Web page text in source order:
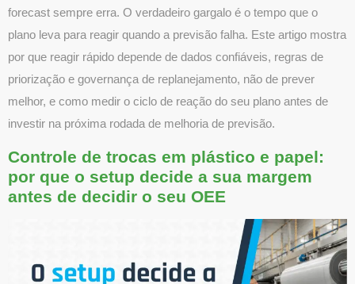
forecast sempre erra. O verdadeiro gargalo é o tempo que o
plano leva para reagir quando a previsão falha. Este artigo mostra
por que reagir rápido depende de dados confiáveis, regras de
priorização e governança de replanejamento, não de prever
melhor, e como medir o ciclo de reação do seu plano antes de
investir na próxima rodada de melhoria de previsão.
Controle de trocas em plástico e papel:
por que o setup decide a sua margem
antes de decidir o seu OEE